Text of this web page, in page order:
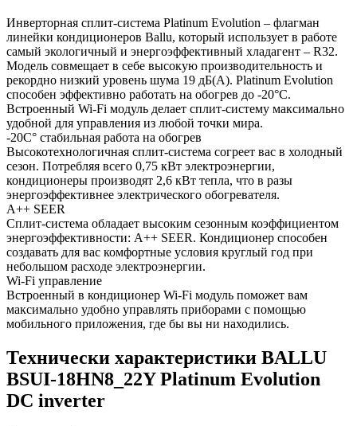
Инверторная сплит-система Platinum Evolution – флагман
линейки кондиционеров Ballu, который использует в работе
самый экологичный и энергоэффективный хладагент – R32.
Модель совмещает в себе высокую производительность и
рекордно низкий уровень шума 19 дБ(А). Platinum Evolution
способен эффективно работать на обогрев до -20°С.
Встроенный Wi-Fi модуль делает сплит-систему максимально
удобной для управления из любой точки мира.
-20С° стабильная работа на обогрев
Высокотехнологичная сплит-система согреет вас в холодный
сезон. Потребляя всего 0,75 кВт электроэнергии,
кондиционеры производят 2,6 кВт тепла, что в разы
энергоэффективнее электрического обогревателя.
A++ SEER
Сплит-система обладает высоким сезонным коэффициентом
энергоэффективности: А++ SEER. Кондиционер способен
создавать для вас комфортные условия круглый год при
небольшом расходе электроэнергии.
Wi-Fi управление
Встроенный в кондиционер Wi-Fi модуль поможет вам
максимально удобно управлять приборами с помощью
мобильного приложения, где бы вы ни находились.
Технически характеристики BALLU
BSUI-18HN8_22Y Platinum Evolution
DC inverter